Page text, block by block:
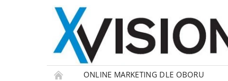
ONLINE MARKETING DLE OBORU